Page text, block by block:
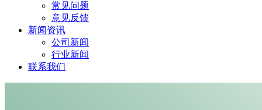
常见问题
意见反馈
新闻资讯
公司新闻
行业新闻
联系我们